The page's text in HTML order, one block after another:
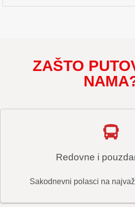
ZAŠTO
Redovne i
Sakodnevni polasci na